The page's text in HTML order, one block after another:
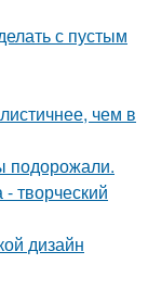
с пустым
чем в
подорожали.
творческий
дизайн